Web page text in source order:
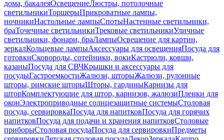
дома, бакалеяОсвещениеЛюстры, потолочные
светильникиТоршерыПрикроватные лампы,
ночникиНастольные лампыСпотыНастенные светильники,
браТочечные светильникиТрековые светильникиУличные
светильники, фонари, браЛампыОсвещение для картин,
зеркалКольцевые лампыАксессуары для освещенияПосуда для
готовкиСковороды, сотейники, вокиКастрюли, ковши,
казаныПосуда для СВЧКрышки и аксессуары для
посудыГастроемкостиЖалюзи, шторыЖалюзи, рулонные
шторы, римские шторыШторы, гардиныКарнизы для
шторКомплектующие для штор, карнизов, жалюзиПленки для
оконЭлектроприводные солнцезащитные системыСтоловая
посуда, сервировкаПосуда для напитковПосуда для горячих
напитковПосуда для подачи и хранения напитковСтоловые
приборыСтоловая посудаПосуда для сервировкиПредметы